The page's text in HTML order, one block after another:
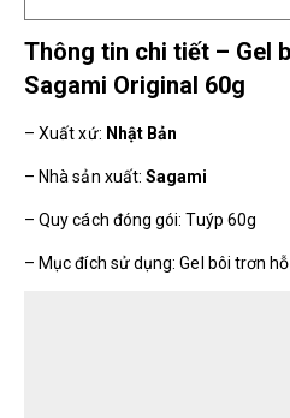
Thông tin chi tiết – Gel
Sagami Original 60g
– Xuất xứ: Nhật Bản
– Nhà sản xuất:Sagami
– Quy cách đóng gói: Tuýp 60g
– Mục đích sử dụng: Gel bôi trơn